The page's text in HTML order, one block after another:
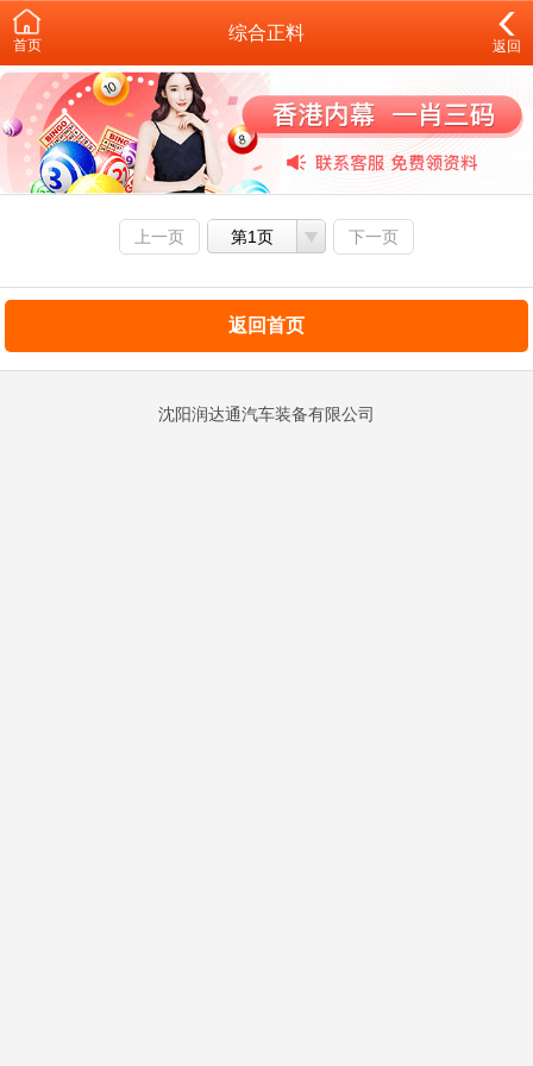
首页
综合正料
返回
上一页 第1页 下一页
返回首页
沈阳润达通汽车装备有限公司